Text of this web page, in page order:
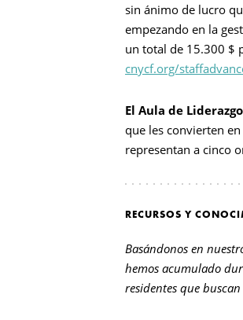
sin ánimo de lucro
empezando en la
un total de 15.300 $
cnycf.org/
El Aula de Liderazgo
que les convierten
representan a cinco
RECURSOS Y
Basándonos en
hemos acumulado
residentes que